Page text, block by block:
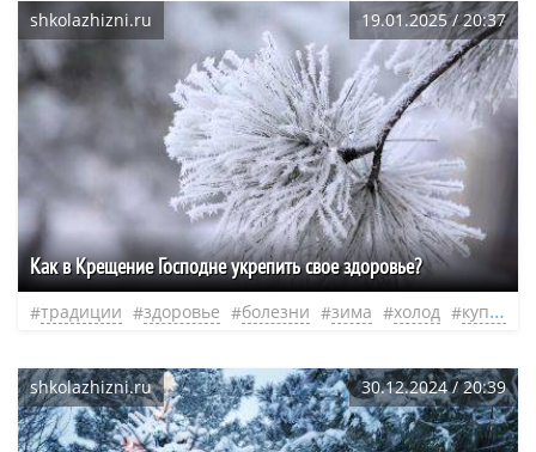
shkolazhizni.ru 19.01.2025 / 20:37
Как в Крещение Господне укрепить свое здоровье?
традиции здоровье болезни зима холод купание
shkolazhizni.ru 30.12.2024 / 20:39